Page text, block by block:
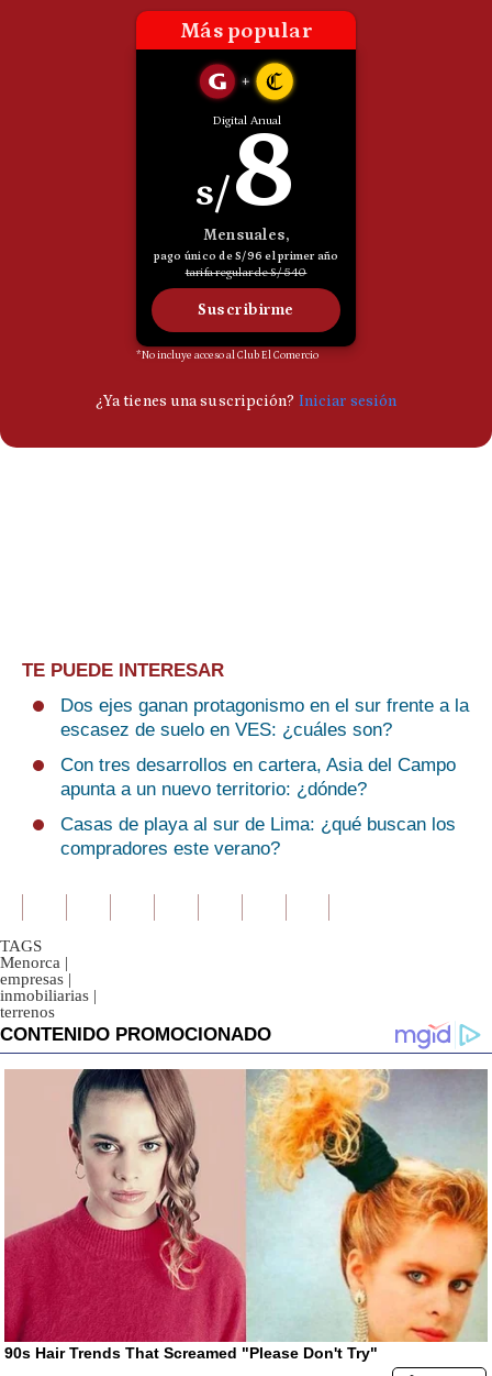
TE PUEDE INTERESAR
Dos ejes ganan protagonismo en el sur frente a la
escasez de suelo en VES: ¿cuáles son?
Con tres desarrollos en cartera, Asia del Campo
apunta a un nuevo territorio: ¿dónde?
Casas de playa al sur de Lima: ¿qué buscan los
compradores este verano?
TAGS
Menorca |
empresas |
inmobiliarias |
terrenos